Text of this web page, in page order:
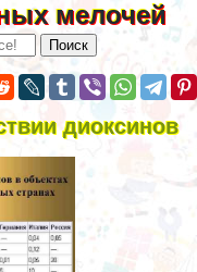
мелочей
диоксинов